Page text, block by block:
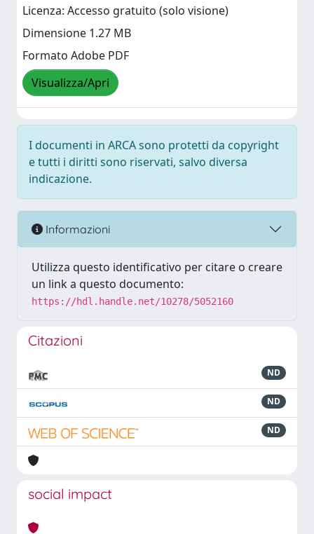
Licenza: Accesso gratuito (solo visione)
Dimensione 1.27 MB
Formato Adobe PDF
Visualizza/Apri
I documenti in ARCA sono protetti da copyright
e tutti i diritti sono riservati, salvo diversa
indicazione.
Informazioni
Utilizza questo identificativo per citare o creare
un link a questo documento:
https://hdl.handle.net/10278/5052160
Citazioni
ND
ND
ND
social impact